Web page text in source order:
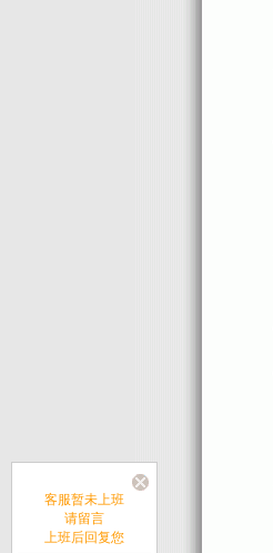
客服暂未上班
请留言
上班后回复您